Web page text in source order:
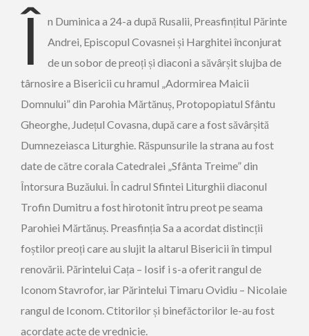
Î n Duminica a 24-a după Rusalii, Preasfințitul Părinte
Andrei, Episcopul Covasnei și Harghitei înconjurat
de un sobor de preoți și diaconi a săvârșit slujba de
târnosire a Bisericii cu hramul „Adormirea Maicii
Domnului” din Parohia Mărtănuș, Protopopiatul Sfântu
Gheorghe, Județul Covasna, după care a fost săvârșită
Dumnezeiasca Liturghie. Răspunsurile la strana au fost
date de către corala Catedralei „Sfânta Treime” din
Întorsura Buzăului. În cadrul Sfintei Liturghii diaconul
Trofin Dumitru a fost hirotonit întru preot pe seama
Parohiei Mărtănuș. Preasfinția Sa a acordat distincții
foștilor preoți care au slujit la altarul Bisericii în timpul
renovării. Părintelui Cața – Iosif i s-a oferit rangul de
Iconom Stavrofor, iar Părintelui Timaru Ovidiu – Nicolaie
rangul de Iconom. Ctitorilor și binefăctorilor le-au fost
acordate acte de vrednicie.